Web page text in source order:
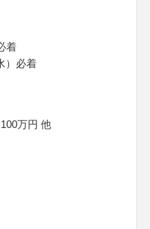
着
）必着
万円 他